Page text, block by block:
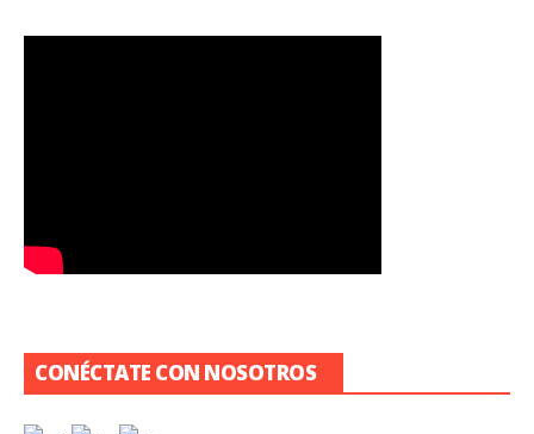
CONÉCTATE CON NOSOTROS